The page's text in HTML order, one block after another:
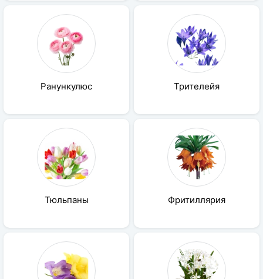
Ранункулюс Трителейя
Тюльпаны Фритиллярия